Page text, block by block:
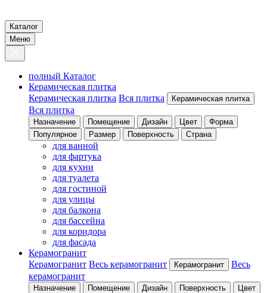
Каталог
Меню
полный Каталог
Керамическая плитка
Керамическая плитка Вся плитка Керамическая плитка
Вся плитка
Назначение Помещение Дизайн Цвет
Форма
Популярное
Размер Поверхность Страна
для ванной
для фартука
для кухни
для туалета
для гостиной
для улицы
для балкона
для бассейна
для коридора
для фасада
Керамогранит
Керамогранит Весь керамогранит Керамогранит
Весь
керамогранит
Назначение Помещение Дизайн Поверхность
Цвет